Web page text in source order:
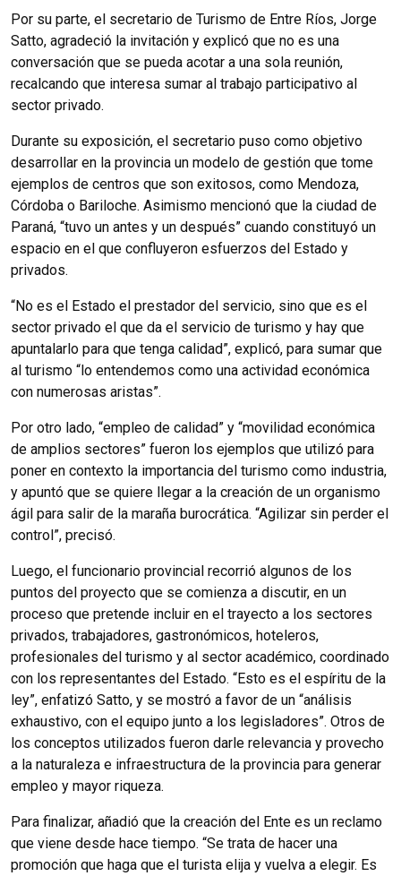
Por su parte, el secretario de Turismo de Entre Ríos, Jorge
Satto, agradeció la invitación y explicó que no es una
conversación que se pueda acotar a una sola reunión,
recalcando que interesa sumar al trabajo participativo al
sector privado.
Durante su exposición, el secretario puso como objetivo
desarrollar en la provincia un modelo de gestión que tome
ejemplos de centros que son exitosos, como Mendoza,
Córdoba o Bariloche. Asimismo mencionó que la ciudad de
Paraná, “tuvo un antes y un después” cuando constituyó un
espacio en el que confluyeron esfuerzos del Estado y
privados.
“No es el Estado el prestador del servicio, sino que es el
sector privado el que da el servicio de turismo y hay que
apuntalarlo para que tenga calidad”, explicó, para sumar que
al turismo “lo entendemos como una actividad económica
con numerosas aristas”.
Por otro lado, “empleo de calidad” y “movilidad económica
de amplios sectores” fueron los ejemplos que utilizó para
poner en contexto la importancia del turismo como industria,
y apuntó que se quiere llegar a la creación de un organismo
ágil para salir de la maraña burocrática. “Agilizar sin perder el
control”, precisó.
Luego, el funcionario provincial recorrió algunos de los
puntos del proyecto que se comienza a discutir, en un
proceso que pretende incluir en el trayecto a los sectores
privados, trabajadores, gastronómicos, hoteleros,
profesionales del turismo y al sector académico, coordinado
con los representantes del Estado. “Esto es el espíritu de la
ley”, enfatizó Satto, y se mostró a favor de un “análisis
exhaustivo, con el equipo junto a los legisladores”. Otros de
los conceptos utilizados fueron darle relevancia y provecho
a la naturaleza e infraestructura de la provincia para generar
empleo y mayor riqueza.
Para finalizar, añadió que la creación del Ente es un reclamo
que viene desde hace tiempo. “Se trata de hacer una
promoción que haga que el turista elija y vuelva a elegir. Es